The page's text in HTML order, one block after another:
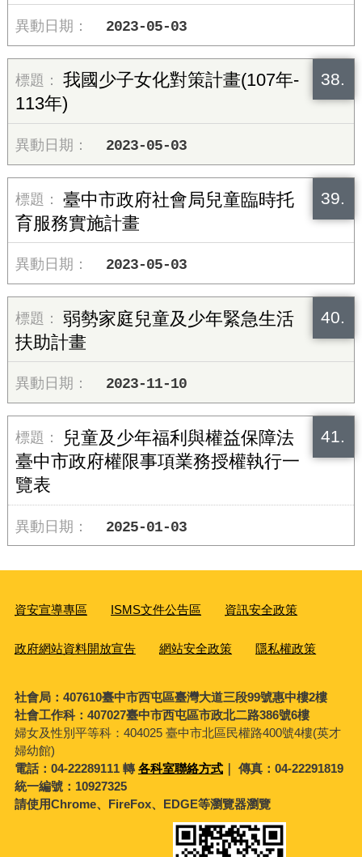
2023-05-03
38.
我國少子女化對策計畫(107年-
113年)
2023-05-03
39.
臺中市政府社會局兒童臨時托
育服務實施計畫
2023-05-03
40.
弱勢家庭兒童及少年緊急生活
扶助計畫
2023-11-10
41.
兒童及少年福利與權益保障法
臺中市政府權限事項業務授權執行一
覽表
2025-01-03
資安宣導專區 ISMS文件公告區 資訊安全政策
政府網站資料開放宣告 網站安全政策 隱私權政策
社會局：407610臺中市西屯區臺灣大道三段99號惠中樓2樓
社會工作科：407027臺中市西屯區市政北二路386號6樓
婦女及性別平等科： 404025 臺中市北區民權路400號4樓(英才
婦幼館)
電話：04-22289111 轉各科室聯絡方式｜ 傳真：04-22291819
統一編號：10927325
請使用Chrome、FireFox、EDGE等瀏覽器瀏覽